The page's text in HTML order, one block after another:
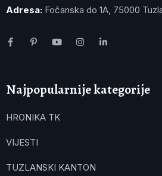
Adresa: Fočanska do 1A, 75000
Najpopularnije kategorije
HRONIKA TK
VIJESTI
TUZLANSKI KANTON